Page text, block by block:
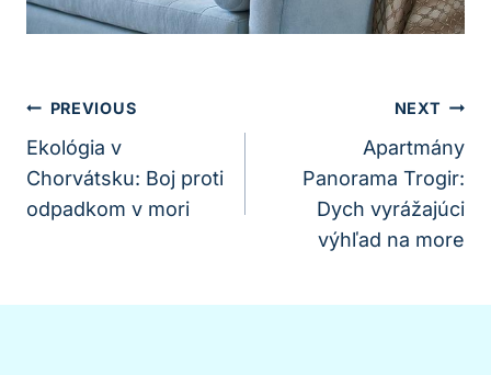
Navigácia
V
Článku
PREVIOUS
Ekológia v
Chorvátsku: Boj proti
odpadkom v mori
NEXT
Apartmány
Panorama Trogir:
Dych vyrážajúci
výhľad na more